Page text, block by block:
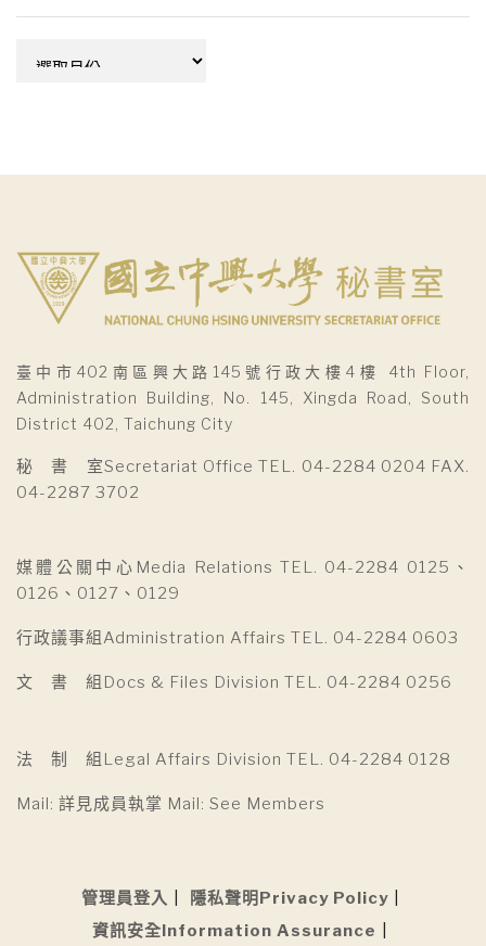
臺中市402南區興大路145號行政大樓4樓 4th Floor,
Administration Building, No. 145, Xingda Road, South
District 402, Taichung City
秘 書 室Secretariat Office TEL. 04-2284 0204 FAX.
04-2287 3702
媒體公關中心Media Relations TEL. 04-2284 0125、
0126、0127、0129
行政議事組Administration Affairs TEL. 04-2284 0603
文 書 組Docs & Files Division TEL. 04-2284 0256
法 制 組Legal Affairs Division TEL. 04-2284 0128
Mail: 詳見成員執掌 Mail: See Members
管理員登入
隱私聲明Privacy Policy
資訊安全Information Assurance